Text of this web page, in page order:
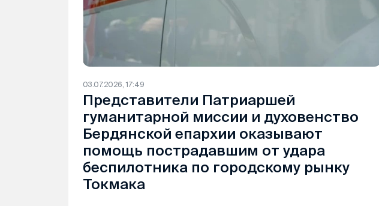
03.07.2026, 17:49
Представители Патриаршей
гуманитарной миссии и духовенство
Бердянской епархии оказывают
помощь пострадавшим от удара
беспилотника по городскому рынку
Токмака